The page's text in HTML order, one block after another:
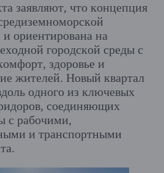
заявляют, что концепция
и ориентирована на
городской среды с
здоровье и
жителей. Новый квартал
одного из ключевых
соединяющих
с рабочими,
и транспортными